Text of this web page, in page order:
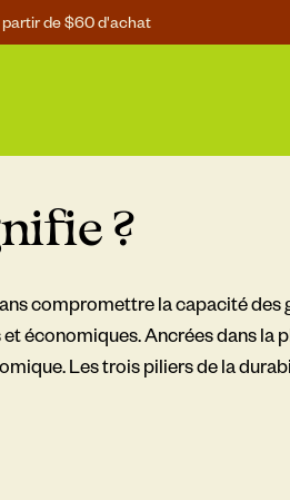
de $60 d'achat
?
compromettre la capacité des
économiques. Ancrées dans
Les trois piliers de la